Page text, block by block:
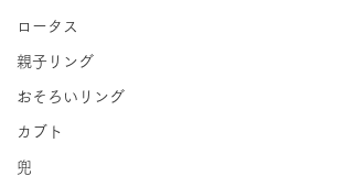
ロータス
親子リング
おそろいリング
カブト
兜